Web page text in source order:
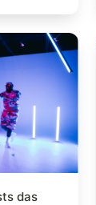
das
sind
das